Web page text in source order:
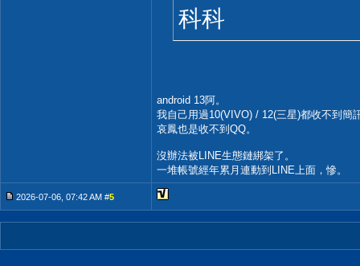
科科
android 13阿。
我自己用過10(VIVO) / 12(三星)都收不到簡
哀鳳也是收不到QQ。
沒辦法被LINE生態鏈綁架了。
一堆帳號經年累月連動到LINE上面，慘。
2026-07-06, 07:42 AM #5